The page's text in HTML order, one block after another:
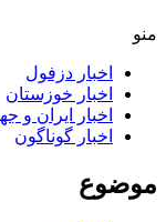
اخبار دزفول
اخبار خوزستان
اخبار ایران و جهان
اخبار گوناگون